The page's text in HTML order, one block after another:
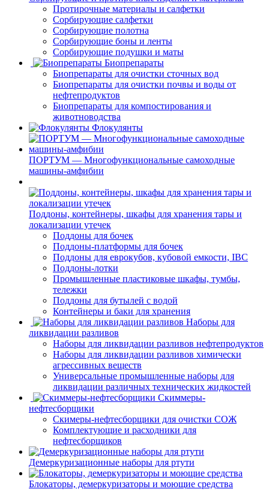
Протирочные материалы и салфетки
Сорбирующие салфетки
Сорбирующие полотна
Сорбирующие боны и ленты
Сорбирующие подушки и маты
Биопрепараты
Биопрепараты для очистки сточных вод
Биопрепараты для очистки почвы и воды от
нефтепродуктов
Биопрепараты для компостирования и
животноводства
Флокулянты
ПОРТУМ — Многофункциональные самоходные
машины-амфибии
Поддоны, контейнеры, шкафы для хранения тары и
локализации утечек
Поддоны для бочек
Поддоны-платформы для бочек
Поддоны для еврокубов, кубовой емкости, IBC
Поддоны-лотки
Промышленные пластиковые шкафы, тумбы,
тележки
Поддоны для бутылей с водой
Контейнеры и баки для хранения
Наборы для
ликвидации разливов
Наборы для ликвидации разливов нефтепродуктов
Наборы для ликвидации разливов химически
агрессивных веществ
Универсальные промышленные наборы для
ликвидации различных технических жидкостей
Скиммеры-
нефтесборщики
Скимеры-нефтесборщики для очистки СОЖ
Комплектующие и расходники для
нефтесборщиков
Демеркуризационные наборы для ртути
Блокаторы, демеркуризаторы и моющие средства